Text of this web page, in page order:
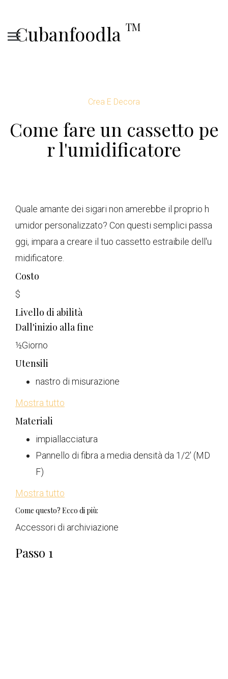
Cubanfoodla TM
Crea E Decora
Come fare un cassetto pe
r l'umidificatore
Quale amante dei sigari non amerebbe il proprio h
umidor personalizzato? Con questi semplici passa
ggi, impara a creare il tuo cassetto estraibile dell'u
midificatore.
Costo
$
Livello di abilità
Dall'inizio alla fine
½Giorno
Utensili
nastro di misurazione
Mostra tutto
Materiali
impiallacciatura
Pannello di fibra a media densità da 1/2' (MD
F)
Mostra tutto
Come questo? Ecco di più:
Accessori di archiviazione
Passo 1